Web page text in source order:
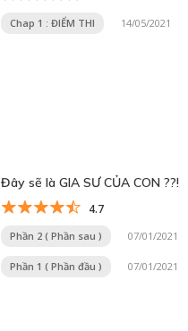
Chap 1 : ĐIỂM THI 14/05/2021
Đây sẽ là GIA SƯ CỦA CON ??!
4.7
Phần 2 ( Phần sau ) 07/01/2021
Phần 1 ( Phần đầu ) 07/01/2021